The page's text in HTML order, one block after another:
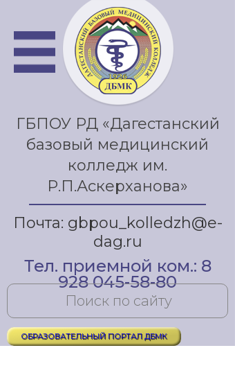
ГБПОУ РД «Дагестанский
базовый медицинский
колледж им.
Р.П.Аскерханова»
Почта: gbpou_kolledzh@e-
dag.ru
Тел. приемной ком.: 8
928 045-58-80
ОБРАЗОВАТЕЛЬНЫЙ ПОРТАЛ ДБМК